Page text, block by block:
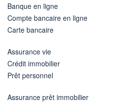
Banque en ligne
Compte bancaire en ligne
Carte bancaire
Assurance vie
Crédit immobilier
Prêt personnel
Assurance prêt immobilier